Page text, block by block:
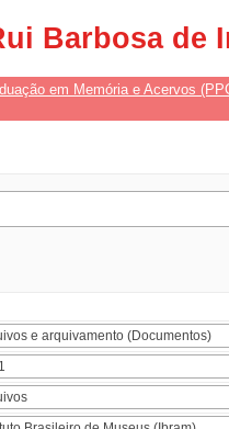
Barbosa de
em Memória e Acervos